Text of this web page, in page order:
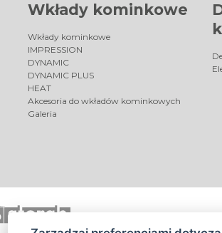
Wkłady kominkowe
Wkłady kominkowe
IMPRESSION
DYNAMIC
DYNAMIC PLUS
HEAT
Akcesoria do wkładów kominkowych
Galeria